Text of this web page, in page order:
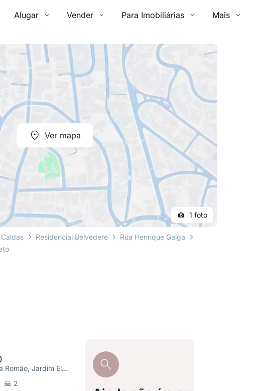
Alugar Vender Para Imobiliárias Mais
Ver mapa
1 foto
Residencial Belvedere
Rua Henrique Gaiga
R. Maurício Vieira Romão, Jardim Elvira Dias
2